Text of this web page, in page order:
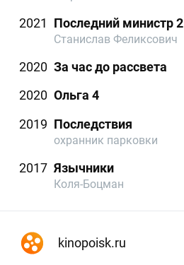
2021 Последний министр 2
Станислав Феликсович
2020 За час до рассвета
2020 Ольга 4
2019 Последствия
охранник парковки
2017 Язычники
Коля-Боцман
kinopoisk.ru